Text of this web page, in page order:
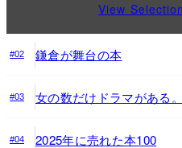
View Selection
#02 鎌倉が舞台の本
#03 女の数だけドラマがある
#04 2025年に売れた本100